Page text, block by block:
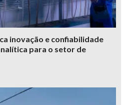
inovação e confiabilidade
para o setor de